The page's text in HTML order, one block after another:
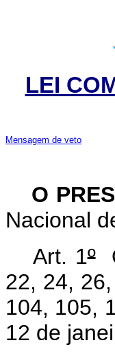
LEI
Mensagem de veto
O
Nacional
Art. 1º
22, 24,
104, 105,
12 de